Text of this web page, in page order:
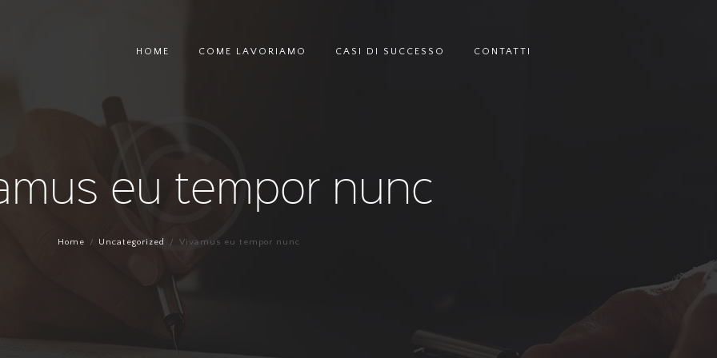
HOME COME LAVORIAMO CASI DI SUCCESSO CONTATTI
eu tempor nunc
Home Uncategorized Vivamus eu tempor nunc